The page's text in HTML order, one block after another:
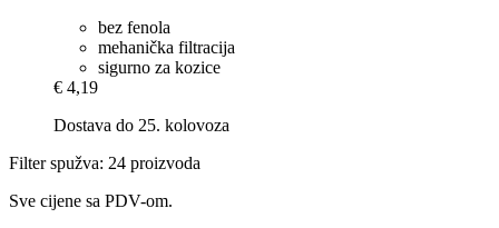
bez fenola
mehanička filtracija
sigurno za kozice
€ 4,19
Dostava do 25. kolovoza
Filter spužva: 24 proizvoda
Sve cijene sa PDV-om.